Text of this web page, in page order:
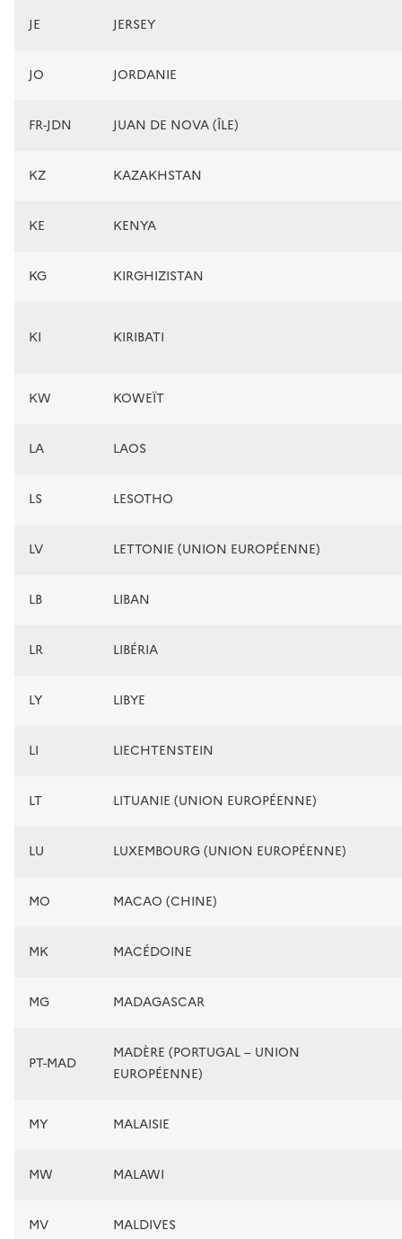
JE JERSEY
JO JORDANIE
FR-JDN JUAN DE NOVA (ÎLE)
KZ KAZAKHSTAN
KE KENYA
KG KIRGHIZISTAN
KI KIRIBATI
KW KOWEÏT
LA LAOS
LS LESOTHO
LV LETTONIE (UNION EUROPÉENNE)
LB LIBAN
LR LIBÉRIA
LY LIBYE
LI LIECHTENSTEIN
LT LITUANIE (UNION EUROPÉENNE)
LU LUXEMBOURG (UNION EUROPÉENNE)
MO MACAO (CHINE)
MK MACÉDOINE
MG MADAGASCAR
PT-MAD
MADÈRE (PORTUGAL – UNION
EUROPÉENNE)
MY MALAISIE
MW MALAWI
MV MALDIVES